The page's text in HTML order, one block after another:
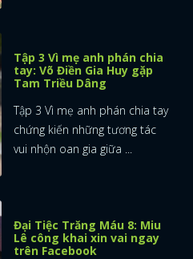
Tập 3 Vì mẹ anh phán chia
tay: Võ Điền Gia Huy gặp
Tam Triều Dâng
Tập 3 Vì mẹ anh phán chia tay
chứng kiến những tương tác
vui nhộn oan gia giữa ...
Đại Tiệc Trăng Máu 8: Miu
Lê công khai xin vai ngay
trên Facebook